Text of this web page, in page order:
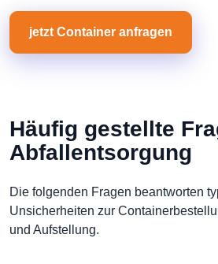
jetzt Container anfragen
Häufig gestellte
Abfallentsorgung
Die folgenden Fragen beantworten
Unsicherheiten zur
und Aufstellung.